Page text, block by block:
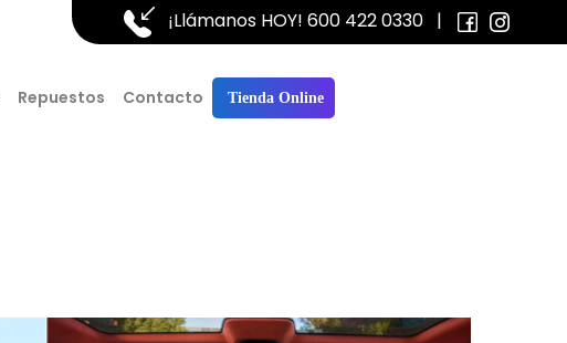
¡Llámanos HOY! 600 422 0330 |
Repuestos Contacto Tienda Online